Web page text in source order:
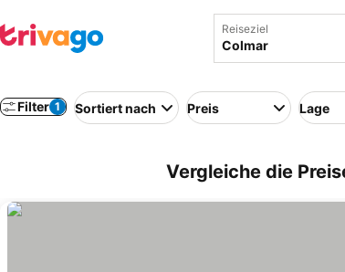
Reiseziel
Filter 1 Sortiert nach Preis Lage
Vergleiche die